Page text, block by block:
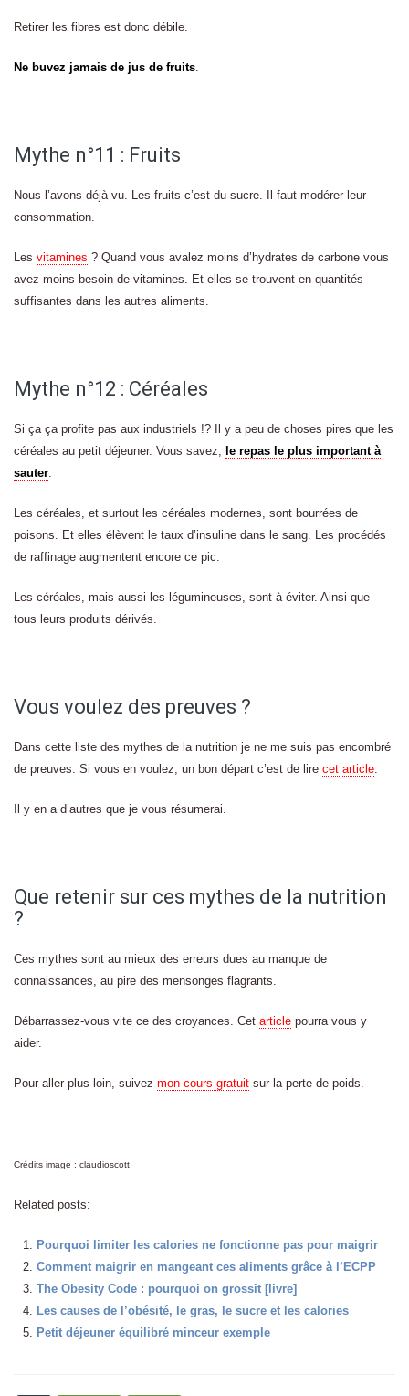
Retirer les fibres est donc débile.
Ne buvez jamais de jus de fruits.
Mythe n°11 : Fruits
Nous l’avons déjà vu. Les fruits c’est du sucre. Il faut modérer leur
consommation.
Les vitamines ? Quand vous avalez moins d’hydrates de carbone vous
avez moins besoin de vitamines. Et elles se trouvent en quantités
suffisantes dans les autres aliments.
Mythe n°12 : Céréales
Si ça ça profite pas aux industriels !? Il y a peu de choses pires que les
céréales au petit déjeuner. Vous savez, le repas le plus important à
sauter.
Les céréales, et surtout les céréales modernes, sont bourrées de
poisons. Et elles élèvent le taux d’insuline dans le sang. Les procédés
de raffinage augmentent encore ce pic.
Les céréales, mais aussi les légumineuses, sont à éviter. Ainsi que
tous leurs produits dérivés.
Vous voulez des preuves ?
Dans cette liste des mythes de la nutrition je ne me suis pas encombré
de preuves. Si vous en voulez, un bon départ c’est de lire cet article.
Il y en a d’autres que je vous résumerai.
Que retenir sur ces mythes de la nutrition
?
Ces mythes sont au mieux des erreurs dues au manque de
connaissances, au pire des mensonges flagrants.
Débarrassez-vous vite ce des croyances. Cet article pourra vous y
aider.
Pour aller plus loin, suivez mon cours gratuit sur la perte de poids.
Crédits image : claudioscott
Related posts:
Pourquoi limiter les calories ne fonctionne pas pour maigrir
Comment maigrir en mangeant ces aliments grâce à l’ECPP
The Obesity Code : pourquoi on grossit [livre]
Les causes de l’obésité, le gras, le sucre et les calories
Petit déjeuner équilibré minceur exemple